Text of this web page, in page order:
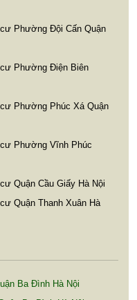
Phường Đội Cấn Quận
Phường Điện Biên
Phường Phúc Xá Quận
Phường Vĩnh Phúc
Quận Cầu Giấy Hà Nội
Quận Thanh Xuân Hà
Ba Đình Hà Nội